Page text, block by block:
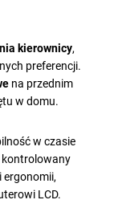
kierownicy,
preferencji.
na przednim
w domu.
w czasie
kontrolowany
ergonomii,
LCD.